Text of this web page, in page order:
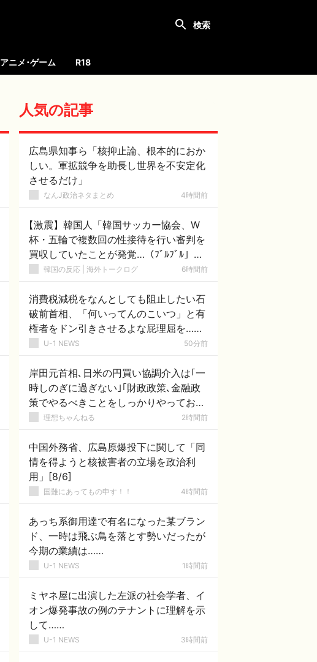
アニメ･ゲーム R18
人気の記事
広島県知事ら「核抑止論、根本的におか
しい。軍拡競争を助長し世界を不安定化
させるだけ」
なんJ政治ネタまとめ 4時間前
【激震】韓国人「韓国サッカー協会、W
杯・五輪で複数回の性接待を行い審判を
買収していたことが発覚…（ﾌﾞﾙﾌﾞﾙ」＝
韓国の反応
韓国の反応 | 海外トークログ 6時間前
消費税減税をなんとしても阻止したい石
破前首相、「何いってんのこいつ」と有
権者をドン引きさせるよな屁理屈を……
U-1 NEWS 50分前
岸田元首相､日米の円買い協調介入は｢一
時しのぎに過ぎない｣｢財政政策､金融政
策でやるべきことをしっかりやっておく
ことが大事｣
理想ちゃんねる 2時間前
中国外務省、広島原爆投下に関して「同
情を得ようと核被害者の立場を政治利
用」[8/6]
国難にあってもの申す！！ 4時間前
あっち系御用達で有名になった某ブラン
ド、一時は飛ぶ鳥を落とす勢いだったが
今期の業績は……
U-1 NEWS 1時間前
ミヤネ屋に出演した左派の社会学者、イ
オン爆発事故の例のテナントに理解を示
して……
U-1 NEWS 3時間前